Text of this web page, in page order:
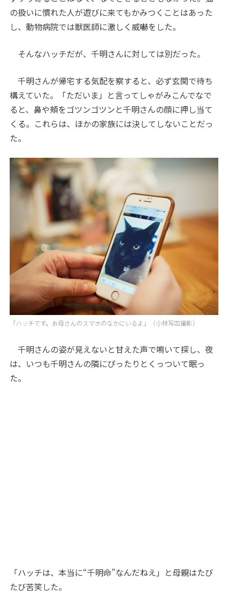
の扱いに慣れた人が遊びに来てもかみつくことはあった
し、動物病院では獣医師に激しく威嚇をした。
そんなハッチだが、千明さんに対しては別だった。
千明さんが帰宅する気配を察すると、必ず玄関で待ち
構えていた。「ただいま」と言ってしゃがみこんでなで
ると、鼻や頰をゴツンゴツンと千明さんの顔に押し当て
くる。これらは、ほかの家族には決してしないことだっ
た。
「ハッチです。お母さんのスマホのなかにいるよ」（小林写函撮影）
千明さんの姿が見えないと甘えた声で鳴いて探し、夜
は、いつも千明さんの隣にぴったりとくっついて眠っ
た。
「ハッチは、本当に“千明命”なんだねえ」と母親はたび
たび苦笑した。